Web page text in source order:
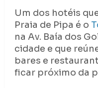
Um dos hotéis
Praia de Pipa é o
na Av. Baía dos
cidade e que
bares e
ficar próximo da